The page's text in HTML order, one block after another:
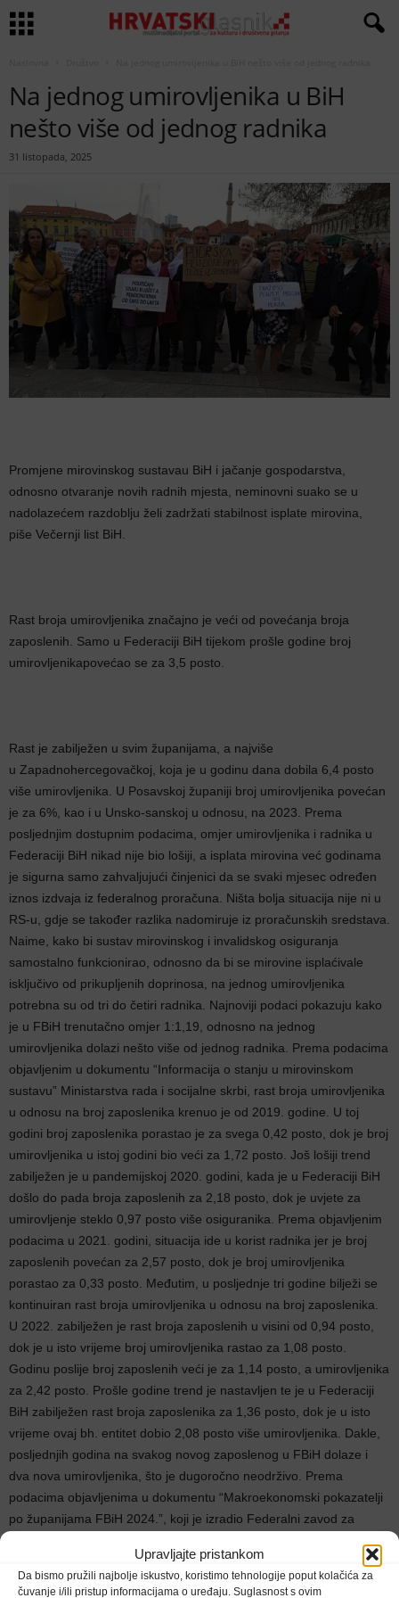
Upravljajte pristankom
Da bismo pružili najbolje iskustvo, koristimo tehnologije poput kolačića za
čuvanje i/ili pristup informacijama o uređaju. Suglasnost s ovim
Na jednog umirovljenika u BiH
nešto više od jednog radnika
31 listopada, 2025
Promjene mirovinskog sustavau BiH i jačanje gospodarstva,
odnosno otvaranje novih radnih mjesta, neminovni suako se u
nadolazećem razdoblju želi zadržati stabilnost isplate mirovina,
piše Večernji list BiH.
Rast broja umirovljenika značajno je veći od povećanja broja
zaposlenih. Samo u Federaciji BiH tijekom prošle godine broj
umirovljenikapovećao se za 3,5 posto.
Rast je zabilježen u svim županijama, a najviše
u Zapadnohercegovačkoj, koja je u godinu dana dobila 6,4 posto
više umirovljenika. U Posavskoj županiji broj umirovljenika povećan
je za 6%, kao i u Unsko-sanskoj u odnosu, na 2023. Prema
posljednjim dostupnim podacima, omjer umirovljenika i radnika u
Federaciji BiH nikad nije bio lošiji, a isplata mirovina već godinama
je sigurna samo zahvaljujući činjenici da se svaki mjesec određen
iznos izdvaja iz federalnog proračuna. Ništa bolja situacija nije ni u
RS-u, gdje se također razlika nadomiruje iz proračunskih sredstava.
Naime, kako bi sustav mirovinskog i invalidskog osiguranja
samostalno funkcionirao, odnosno da bi se mirovine isplaćivale
isključivo od prikupljenih doprinosa, na jednog umirovljenika
potrebna su od tri do četiri radnika. Najnoviji podaci pokazuju kako
je u FBiH trenutačno omjer 1:1,19, odnosno na jednog
umirovljenika dolazi nešto više od jednog radnika. Prema podacima
objavljenim u dokumentu “Informacija o stanju u mirovinskom
sustavu” Ministarstva rada i socijalne skrbi, rast broja umirovljenika
u odnosu na broj zaposlenika krenuo je od 2019. godine. U toj
godini broj zaposlenika porastao je za svega 0,42 posto, dok je broj
umirovljenika u istoj godini bio veći za 1,72 posto. Još lošiji trend
zabilježen je u pandemijskoj 2020. godini, kada je u Federaciji BiH
došlo do pada broja zaposlenih za 2,18 posto, dok je uvjete za
umirovljenje steklo 0,97 posto više osiguranika. Prema objavljenim
podacima u 2021. godini, situacija ide u korist radnika jer je broj
zaposlenih povećan za 2,57 posto, dok je broj umirovljenika
porastao za 0,33 posto. Međutim, u posljednje tri godine bilježi se
kontinuiran rast broja umirovljenika u odnosu na broj zaposlenika.
U 2022. zabilježen je rast broja zaposlenih u visini od 0,94 posto,
dok je u isto vrijeme broj umirovljenika rastao za 1,08 posto.
Godinu poslije broj zaposlenih veći je za 1,14 posto, a umirovljenika
za 2,42 posto. Prošle godine trend je nastavljen te je u Federaciji
BiH zabilježen rast broja zaposlenika za 1,36 posto, dok je u isto
vrijeme ovaj bh. entitet dobio 2,08 posto više umirovljenika. Dakle,
posljednjih godina na svakog novog zaposlenog u FBiH dolaze i
dva nova umirovljenika, što je dugoročno neodrživo. Prema
podacima objavljenima u dokumentu “Makroekonomski pokazatelji
po županijama FBiH 2024.”, koji je izradio Federalni zavod za
FBiH na kraju prosinca 2024. godine iznosio je 453.900, što je za
15.513 ili 3,5% više u odnosu na prethodnu godinu. U